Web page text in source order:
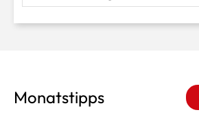
Monatstipps